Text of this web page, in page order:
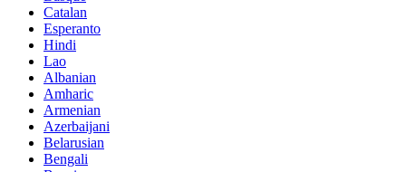
Catalan
Esperanto
Hindi
Lao
Albanian
Amharic
Armenian
Azerbaijani
Belarusian
Bengali